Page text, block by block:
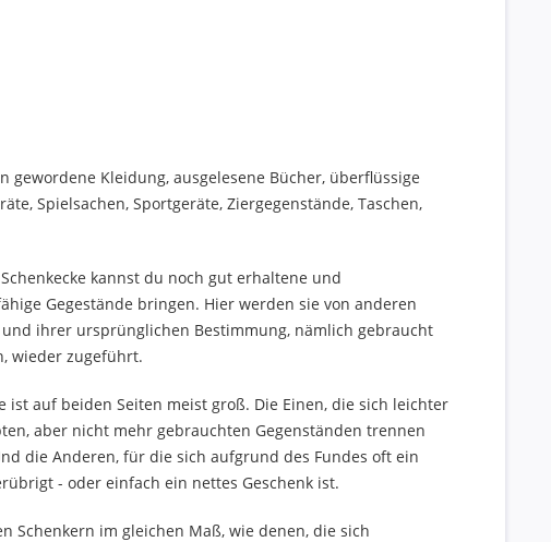
gewordene Kleidung, ausgelesene Bücher, überflüssige
Spielsachen, Sportgeräte, Ziergegenstände, Taschen,
kannst du noch gut erhaltene und
Gegestände bringen. Hier werden sie von anderen
ihrer ursprünglichen Bestimmung, nämlich gebraucht
wieder zugeführt.
ist auf beiden Seiten meist groß. Die Einen, die sich leichter
aber nicht mehr gebrauchten Gegenständen trennen
die Anderen, für die sich aufgrund des Fundes oft ein
- oder einfach ein nettes Geschenk ist.
Schenkern im gleichen Maß, wie denen, die sich